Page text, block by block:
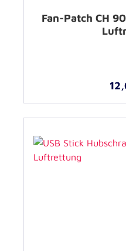
Fan-Patch CH